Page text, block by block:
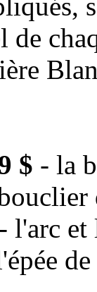
de
$ - la
- l'arc et